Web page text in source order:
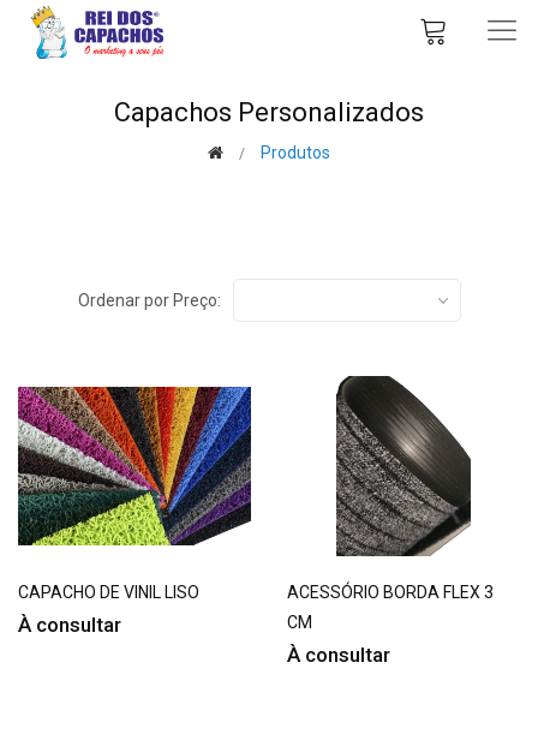
Capachos Personalizados
Produtos
Ordenar por Preço:
CAPACHO DE VINIL LISO
À consultar
ACESSÓRIO BORDA FLEX 3
CM
À consultar